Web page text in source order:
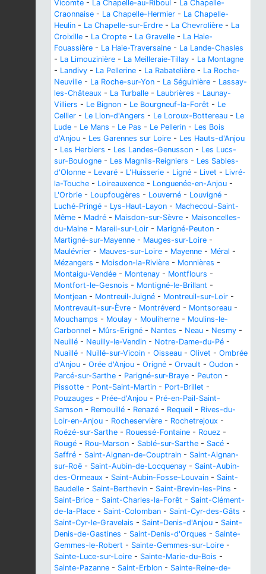
Vicomte - La Chapelle-au-Riboul - La Chapelle-
Craonnaise - La Chapelle-Hermier - La Chapelle-
Heulin - La Chapelle-sur-Erdre - La Chevrolière - La
Croixille - La Cropte - La Gravelle - La Haie-
Fouassière - La Haie-Traversaine - La Lande-Chasles
- La Limouzinière - La Meilleraie-Tillay - La Montagne
- Landivy - La Pellerine - La Rabatelière - La Roche-
Neuville - La Roche-sur-Yon - La Séguinière - Lassay-
les-Châteaux - La Turballe - Laubrières - Launay-
Villiers - Le Bignon - Le Bourgneuf-la-Forêt - Le
Cellier - Le Lion-d'Angers - Le Loroux-Bottereau - Le
Lude - Le Mans - Le Pas - Le Pellerin - Les Bois
d'Anjou - Les Garennes sur Loire - Les Hauts-d'Anjou
- Les Herbiers - Les Landes-Genusson - Les Lucs-
sur-Boulogne - Les Magnils-Reigniers - Les Sables-
d'Olonne - Levaré - L'Huisserie - Ligné - Livet - Livré-
la-Touche - Loireauxence - Longuenée-en-Anjou -
L'Orbrie - Loupfougères - Louverné - Louvigné -
Luché-Pringé - Lys-Haut-Layon - Machecoul-Saint-
Même - Madré - Maisdon-sur-Sèvre - Maisoncelles-
du-Maine - Mareil-sur-Loir - Marigné-Peuton -
Martigné-sur-Mayenne - Mauges-sur-Loire -
Maulévrier - Mauves-sur-Loire - Mayenne - Méral -
Mézangers - Moisdon-la-Rivière - Monnières -
Montaigu-Vendée - Montenay - Montflours -
Montfort-le-Gesnois - Montigné-le-Brillant -
Montjean - Montreuil-Juigné - Montreuil-sur-Loir -
Montrevault-sur-Èvre - Montréverd - Montsoreau -
Mouchamps - Moulay - Mouliherne - Moulins-le-
Carbonnel - Mûrs-Erigné - Nantes - Neau - Nesmy -
Neuillé - Neuilly-le-Vendin - Notre-Dame-du-Pé -
Nuaillé - Nuillé-sur-Vicoin - Oisseau - Olivet - Ombrée
d'Anjou - Orée d'Anjou - Origné - Orvault - Oudon -
Parcé-sur-Sarthe - Parigné-sur-Braye - Peuton -
Pissotte - Pont-Saint-Martin - Port-Brillet -
Pouzauges - Prée-d'Anjou - Pré-en-Pail-Saint-
Samson - Remouillé - Renazé - Requeil - Rives-du-
Loir-en-Anjou - Rocheservière - Rochetrejoux -
Roézé-sur-Sarthe - Rouessé-Fontaine - Rouez -
Rougé - Rou-Marson - Sablé-sur-Sarthe - Sacé -
Saffré - Saint-Aignan-de-Couptrain - Saint-Aignan-
sur-Roë - Saint-Aubin-de-Locquenay - Saint-Aubin-
des-Ormeaux - Saint-Aubin-Fosse-Louvain - Saint-
Baudelle - Saint-Berthevin - Saint-Brevin-les-Pins -
Saint-Brice - Saint-Charles-la-Forêt - Saint-Clément-
de-la-Place - Saint-Colomban - Saint-Cyr-des-Gâts -
Saint-Cyr-le-Gravelais - Saint-Denis-d'Anjou - Saint-
Denis-de-Gastines - Saint-Denis-d'Orques - Sainte-
Gemmes-le-Robert - Sainte-Gemmes-sur-Loire -
Sainte-Luce-sur-Loire - Sainte-Marie-du-Bois -
Sainte-Pazanne - Saint-Erblon - Sainte-Reine-de-